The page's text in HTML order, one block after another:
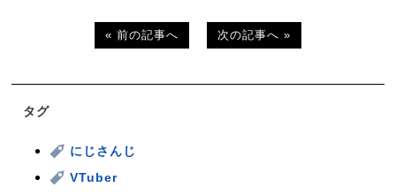
« 前の記事へ 次の記事へ »
タグ
にじさんじ
VTuber